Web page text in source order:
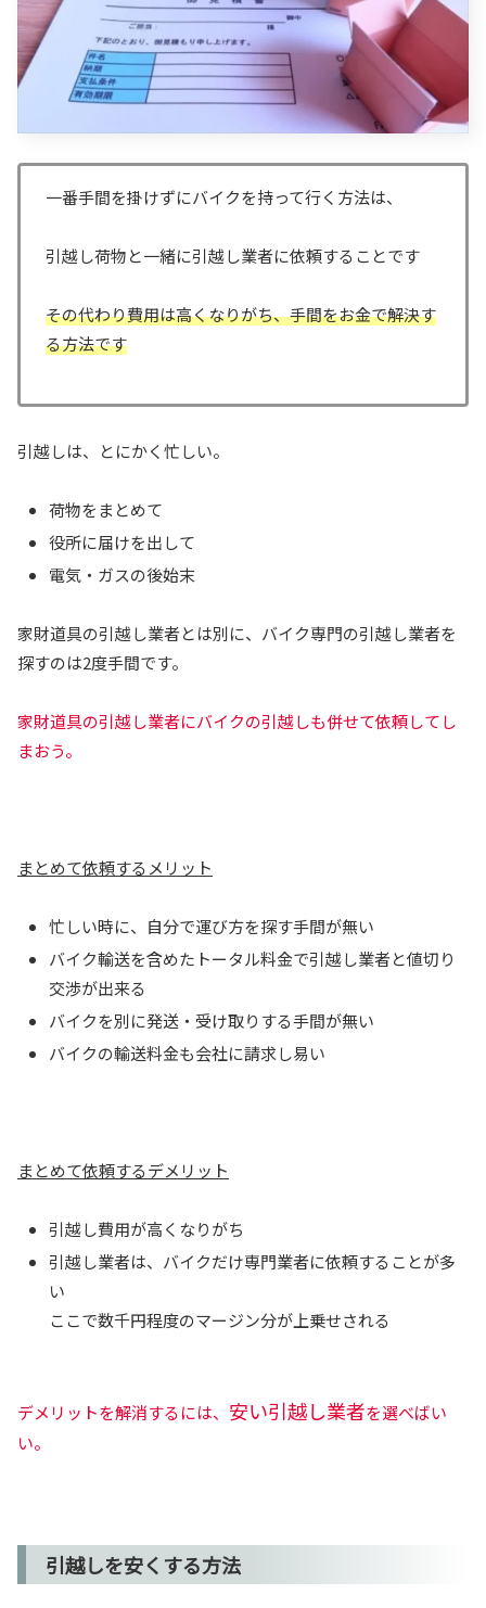
一番手間を掛けずにバイクを持って行く方法は、
引越し荷物と一緒に引越し業者に依頼することです
その代わり費用は高くなりがち、手間をお金で解決す
る方法です
引越しは、とにかく忙しい。
荷物をまとめて
役所に届けを出して
電気・ガスの後始末
家財道具の引越し業者とは別に、バイク専門の引越し業者を
探すのは2度手間です。
家財道具の引越し業者にバイクの引越しも併せて依頼してし
まおう。
まとめて依頼するメリット
忙しい時に、自分で運び方を探す手間が無い
バイク輸送を含めたトータル料金で引越し業者と値切り
交渉が出来る
バイクを別に発送・受け取りする手間が無い
バイクの輸送料金も会社に請求し易い
まとめて依頼するデメリット
引越し費用が高くなりがち
引越し業者は、バイクだけ専門業者に依頼することが多
い
ここで数千円程度のマージン分が上乗せされる
デメリットを解消するには、 安い引越し業者を選べばい
い。
引越しを安くする方法